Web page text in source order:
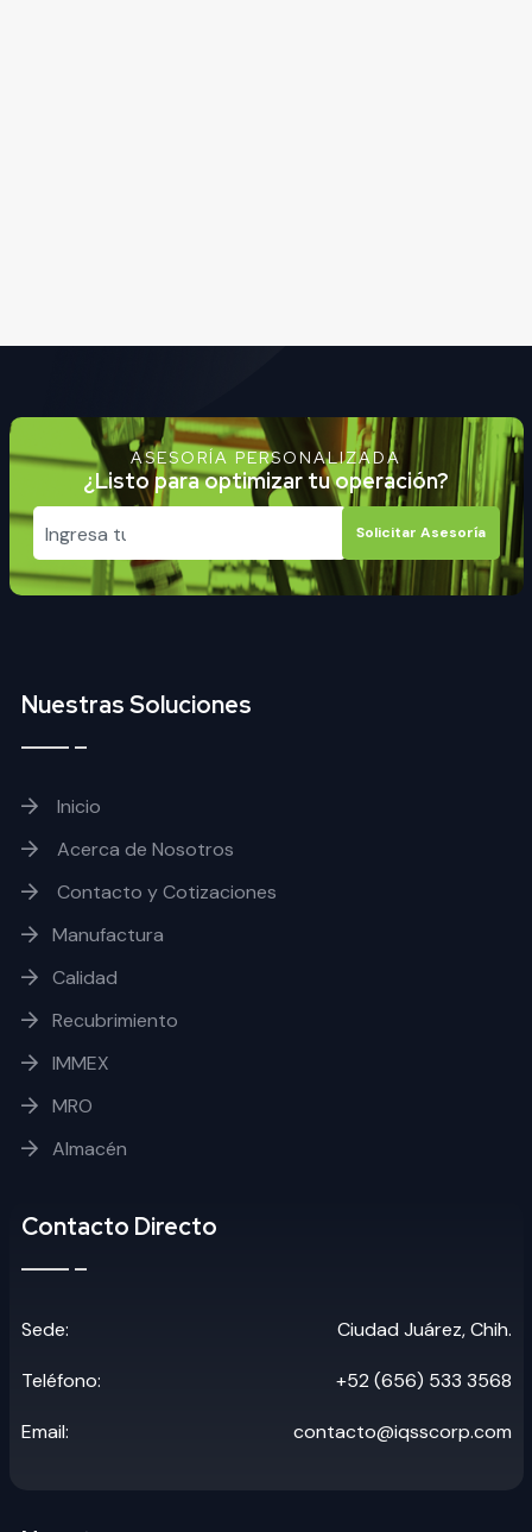
ASESORÍA PERSONALIZADA
¿Listo para optimizar tu operación?
Solicitar Asesoría
Nuestras Soluciones
Inicio
Acerca de Nosotros
Contacto y Cotizaciones
Manufactura
Calidad
Recubrimiento
IMMEX
MRO
Almacén
Contacto Directo
Sede: Ciudad Juárez, Chih.
Teléfono: +52 (656) 533 3568
Email: contacto@iqsscorp.com